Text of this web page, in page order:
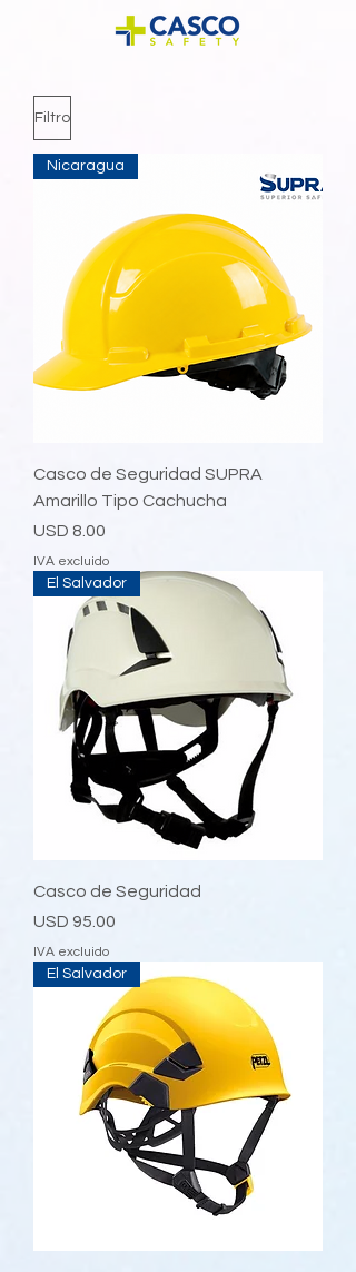
Filtro
Nicaragua
Casco de Seguridad SUPRA
Amarillo Tipo Cachucha
Precio
USD 8.00
IVA excluido
El Salvador
Casco de Seguridad
Precio
USD 95.00
IVA excluido
El Salvador